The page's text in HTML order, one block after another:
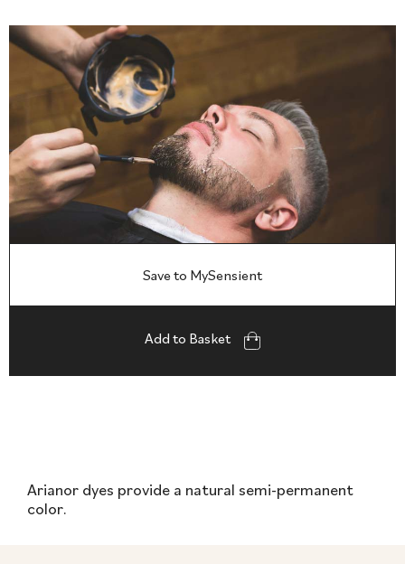
Save to MySensient
Add to Basket
Arianor dyes provide a natural semi-permanent
color.